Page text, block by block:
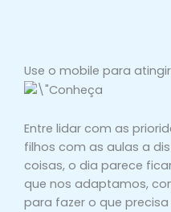
Use o mobile para
Entre lidar com as
filhos com as aulas a
coisas, o dia parece
que nos adaptamos,
para fazer o que precisa